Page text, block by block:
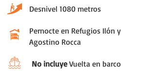
Desnivel 1080 metros
Pernocte en Refugios Ilón y
Agostino Rocca
No incluyeVuelta en barco